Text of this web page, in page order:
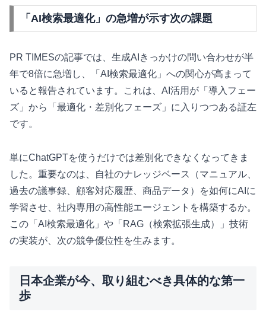
「AI検索最適化」の急増が示す次の課題
PR TIMESの記事では、生成AIきっかけの問い合わせが半
年で8倍に急増し、「AI検索最適化」への関心が高まって
いると報告されています。これは、AI活用が「導入フェー
ズ」から「最適化・差別化フェーズ」に入りつつある証左
です。
単にChatGPTを使うだけでは差別化できなくなってきま
した。重要なのは、自社のナレッジベース（マニュアル、
過去の議事録、顧客対応履歴、商品データ）を如何にAIに
学習させ、社内専用の高性能エージェントを構築するか。
この「AI検索最適化」や「RAG（検索拡張生成）」技術
の実装が、次の競争優位性を生みます。
日本企業が今、取り組むべき具体的な第一
歩